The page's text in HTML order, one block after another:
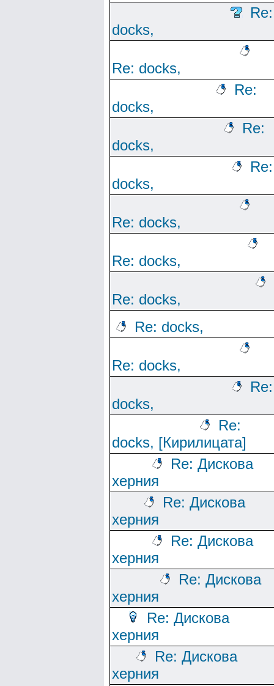
Re:
docks,
Re: docks,
Re:
docks,
Re:
docks,
Re:
docks,
Re: docks,
Re: docks,
Re: docks,
Re: docks,
Re: docks,
Re:
docks,
Re:
docks, [Кирилицата]
Re: Дискова
херния
Re: Дискова
херния
Re: Дискова
херния
Re: Дискова
херния
Re: Дискова
херния
Re: Дискова
херния